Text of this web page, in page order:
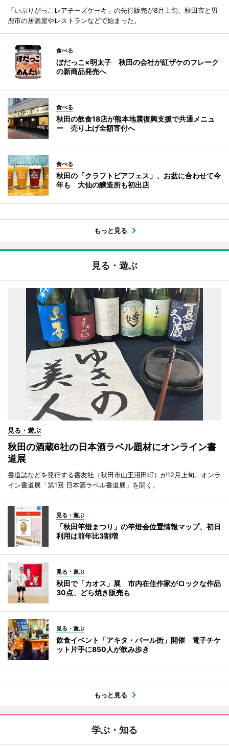
「いぶりがっこレアチーズケーキ」の先行販売が8月上旬、秋田市と男
鹿市の居酒屋やレストランなどで始まった。
食べる
ぼだっこ×明太子 秋田の会社が紅ザケのフレーク
の新商品発売へ
食べる
秋田の飲食18店が熊本地震復興支援で共通メニュ
ー 売り上げ全額寄付へ
食べる
秋田の「クラフトビアフェス」、お盆に合わせて今
年も 大仙の醸造所も初出店
もっと見る
見る・遊ぶ
見る・遊ぶ
秋田の酒蔵6社の日本酒ラベル題材にオンライン書
道展
書道誌などを発行する書友社（秋田市山王沼田町）が12月上旬、オンラ
イン書道展「第1回 日本酒ラベル書道展」を開く。
見る・遊ぶ
「秋田竿燈まつり」の竿燈会位置情報マップ、初日
利用は前年比3割増
見る・遊ぶ
秋田で「カオス」展 市内在住作家がロックな作品
30点、どら焼き販売も
見る・遊ぶ
飲食イベント「アキタ・バール街」開催 電子チケ
ット片手に850人が飲み歩き
もっと見る
学ぶ・知る